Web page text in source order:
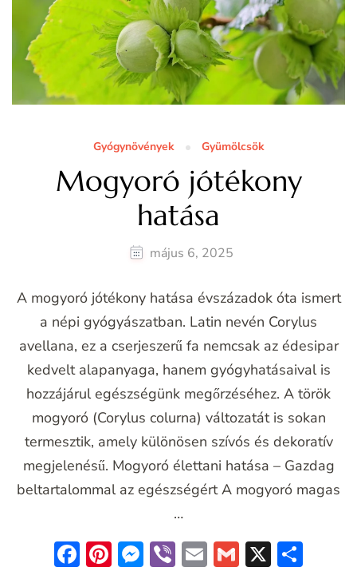
Gyógynövények Gyümölcsök
Mogyoró jótékony
hatása
május 6, 2025
A mogyoró jótékony hatása évszázadok óta ismert
a népi gyógyászatban. Latin nevén Corylus
avellana, ez a cserjeszerű fa nemcsak az édesipar
kedvelt alapanyaga, hanem gyógyhatásaival is
hozzájárul egészségünk megőrzéséhez. A török
mogyoró (Corylus colurna) változatát is sokan
termesztik, amely különösen szívós és dekoratív
megjelenésű. Mogyoró élettani hatása – Gazdag
beltartalommal az egészségért A mogyoró magas
…
Facebook
Pinterest
Messenger
ViberEmailGmail
X